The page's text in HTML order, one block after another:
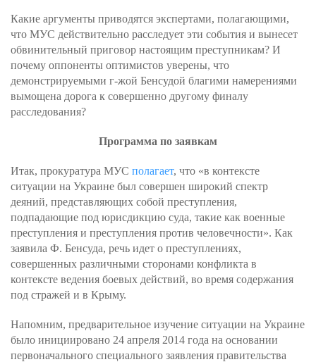
Какие аргументы приводятся экспертами, полагающими,
что МУС действительно расследует эти события и вынесет
обвинительный приговор настоящим преступникам? И
почему оппоненты оптимистов уверены, что
демонстрируемыми г-жой Бенсудой благими намерениями
вымощена дорога к совершенно другому финалу
расследования?
Программа по заявкам
Итак, прокуратура МУС полагает, что «в контексте
ситуации на Украине был совершен широкий спектр
деяний, представляющих собой преступления,
подпадающие под юрисдикцию суда, такие как военные
преступления и преступления против человечности». Как
заявила Ф. Бенсуда, речь идет о преступлениях,
совершенных различными сторонами конфликта в
контексте ведения боевых действий, во время содержания
под стражей и в Крыму.
Напомним, предварительное изучение ситуации на Украине
было инициировано 24 апреля 2014 года на основании
первоначального специального заявления правительства